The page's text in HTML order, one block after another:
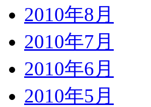
2010年8月
2010年7月
2010年6月
2010年5月